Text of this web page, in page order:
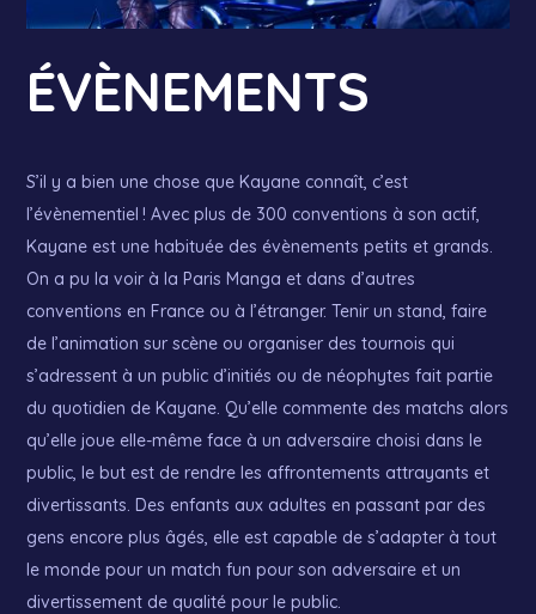
ÉVÈNEMENTS
S’il y a bien une chose que Kayane connaît, c’est
l’évènementiel ! Avec plus de 300 conventions à son actif,
Kayane est une habituée des évènements petits et grands.
On a pu la voir à la Paris Manga et dans d’autres
conventions en France ou à l’étranger. Tenir un stand, faire
de l’animation sur scène ou organiser des tournois qui
s’adressent à un public d’initiés ou de néophytes fait partie
du quotidien de Kayane. Qu’elle commente des matchs alors
qu’elle joue elle-même face à un adversaire choisi dans le
public, le but est de rendre les affrontements attrayants et
divertissants. Des enfants aux adultes en passant par des
gens encore plus âgés, elle est capable de s’adapter à tout
le monde pour un match fun pour son adversaire et un
divertissement de qualité pour le public.